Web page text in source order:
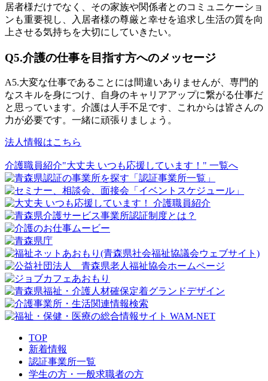
居者様だけでなく、その家族や関係者とのコミュニケーショ
ンも重要視し、入居者様の尊厳と幸せを追求し生活の質を向
上させる気持ちを大切にしていきたい。
Q5.介護の仕事を目指す方へのメッセージ
A5.大変な仕事であることには間違いありませんが、専門的
なスキルを身につけ、自身のキャリアアップに繋がる仕事だ
と思っています。介護は人手不足です、これからは皆さんの
力が必要です。一緒に頑張りましょう。
法人情報はこちら
介護職員紹介"大丈夫 いつも応援しています！" 一覧へ
TOP
新着情報
認証事業所一覧
学生の方・一般求職者の方